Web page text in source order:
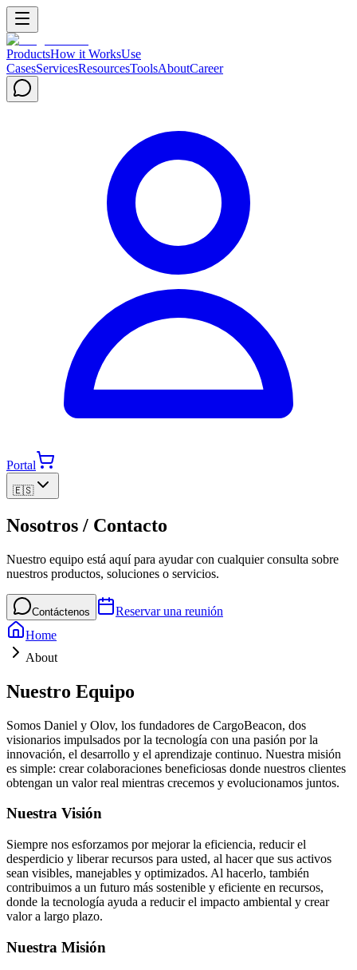
ProductsHow it WorksUse
CasesServicesResourcesToolsAboutCareer
Portal
🇪🇸
Nosotros / Contacto
Nuestro equipo está aquí para ayudar con cualquier consulta sobre
nuestros productos, soluciones o servicios.
Contáctenos
Reservar una reunión
Home
About
Nuestro Equipo
Somos Daniel y Olov, los fundadores de CargoBeacon, dos
visionarios impulsados por la tecnología con una pasión por la
innovación, el desarrollo y el aprendizaje continuo. Nuestra misión
es simple: crear colaboraciones beneficiosas donde nuestros clientes
obtengan un valor real mientras crecemos y evolucionamos juntos.
Nuestra Visión
Siempre nos esforzamos por mejorar la eficiencia, reducir el
desperdicio y liberar recursos para usted, al hacer que sus activos
sean visibles, manejables y optimizados. Al hacerlo, también
contribuimos a un futuro más sostenible y eficiente en recursos,
donde la tecnología ayuda a reducir el impacto ambiental y crear
valor a largo plazo.
Nuestra Misión